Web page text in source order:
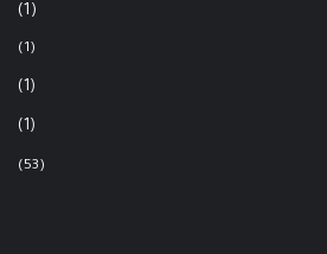
(1)
(1)
(1)
(1)
(53)